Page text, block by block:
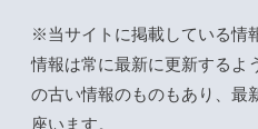
※当サイトに掲載している情
情報は常に最新に更新するよ
の古い情報のものもあり、最
座います。